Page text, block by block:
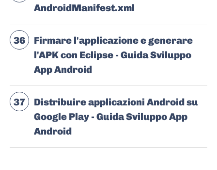
AndroidManifest.xml
36
Firmare l'applicazione e generare
l'APK con Eclipse - Guida Sviluppo
App Android
37
Distribuire applicazioni Android su
Google Play - Guida Sviluppo App
Android